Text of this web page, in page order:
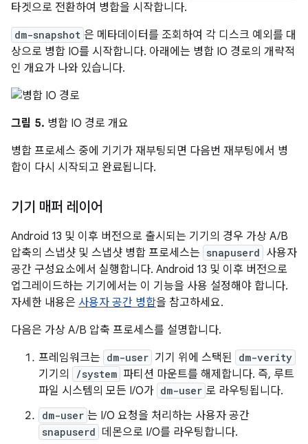
타겟으로 전환하여 병합을 시작합니다.
dm-snapshot 은 메타데이터를 조회하여 각 디스크 예외를 대
상으로 병합 IO를 시작합니다. 아래에는 병합 IO 경로의 개략적
인 개요가 나와 있습니다.
그림 5. 병합 IO 경로 개요
병합 프로세스 중에 기기가 재부팅되면 다음번 재부팅에서 병
합이 다시 시작되고 완료됩니다.
기기 매퍼 레이어
Android 13 및 이후 버전으로 출시되는 기기의 경우 가상 A/B
압축의 스냅샷 및 스냅샷 병합 프로세스는 snapuserd 사용자
공간 구성요소에서 실행합니다. Android 13 및 이후 버전으로
업그레이드하는 기기에서는 이 기능을 사용 설정해야 합니다.
자세한 내용은 사용자 공간 병합을 참고하세요.
다음은 가상 A/B 압축 프로세스를 설명합니다.
프레임워크는 dm-user 기기 위에 스택된 dm-verity
기기의 /system 파티션 마운트를 해제합니다. 즉, 루트
파일 시스템의 모든 I/O가 dm-user 로 라우팅됩니다.
dm-user 는 I/O 요청을 처리하는 사용자 공간
snapuserd 데몬으로 I/O를 라우팅합니다.